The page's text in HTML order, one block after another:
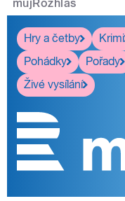
mujRozhlas
Hry a četby
Krimi
Pohádky
Pořady
Živé vysílání